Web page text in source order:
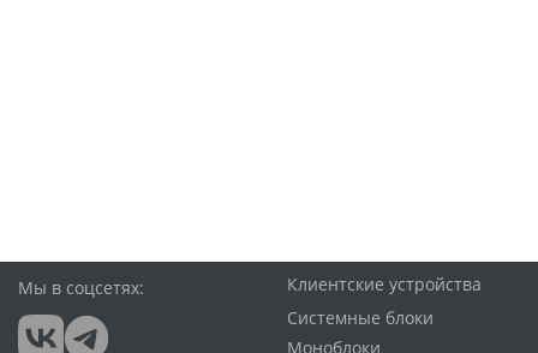
Мы в соцсетях:
Клиентские устройства
Системные блоки
Моноблоки